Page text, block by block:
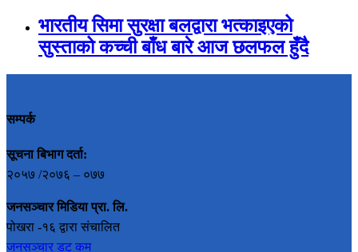
भारतीय सिमा सुरक्षा बलद्वारा भत्काइएको
सुस्ताको कच्ची बाँध बारे आज छलफल हुँदै
सम्पर्क
सूचना बिभाग दर्ता:
२०५७ /२०७६ – ०७७
जनसञ्चार मिडिया प्रा. लि.
पोखरा -१६ द्वारा संचालित
जनसञ्चार डट कम